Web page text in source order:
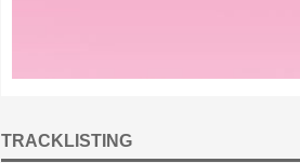
TRACKLISTING